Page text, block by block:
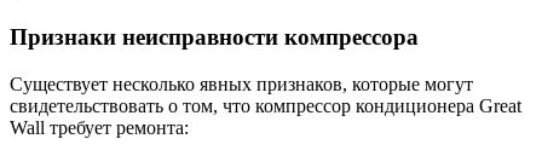
Признаки неисправности компрессора
Существует несколько явных признаков, которые могут
свидетельствовать о том, что компрессор кондиционера Great
Wall требует ремонта: